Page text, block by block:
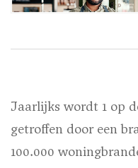
Jaarlijks wordt 1 op
getroffen door een
100.000